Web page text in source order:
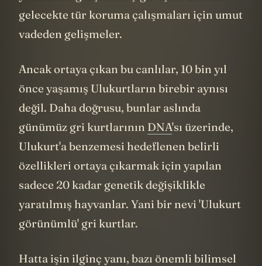
yöntemler gerçekten çığır açıcı. Bunlar
gelecekte tür koruma çalışmaları için umut
Ancak ortaya çıkan bu canlılar, 10 bin yıl
önce yaşamış Ulukurtların birebir aynısı
değil. Daha doğrusu, bunlar aslında
günümüz gri kurtlarınınDNA'sı üzerinde,
Ulukurt'a benzemesi hedeflenen belirli
özellikleri ortaya çıkarmak için yapılan
sadece 20 kadar genetik değişiklikle
yaratılmış hayvanlar. Yani bir nevi 'Ulukurt